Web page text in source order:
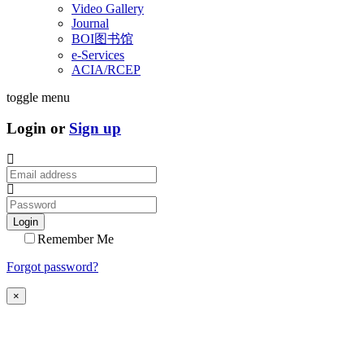
Video Gallery
Journal
BOI图书馆
e-Services
ACIA/RCEP
toggle menu
Login or Sign up
Login
Remember Me
Forgot password?
×